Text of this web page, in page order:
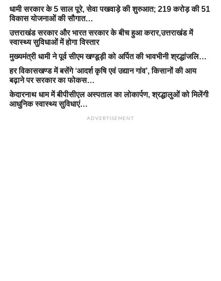
धामी सरकार के 5 साल पूरे, सेवा पखवाड़े की शुरुआत; 219 करोड़ की 51
विकास योजनाओं की सौगात…
उत्तराखंड सरकार और भारत सरकार के बीच हुआ करार,उत्तराखंड में
स्वास्थ्य सुविधाओं में होगा विस्तार
मुख्यमंत्री धामी ने पूर्व सीएम खण्डूड़ी को अर्पित की भावभीनी श्रद्धांजलि…
हर विकासखण्ड में बसेंगे ‘आदर्श कृषि एवं उद्यान गांव’, किसानों की आय
बढ़ाने पर सरकार का फोकस…
केदारनाथ धाम में बीपीसीएल अस्पताल का लोकार्पण, श्रद्धालुओं को मिलेंगी
आधुनिक स्वास्थ्य सुविधाएं…
ADVERTISEMENT